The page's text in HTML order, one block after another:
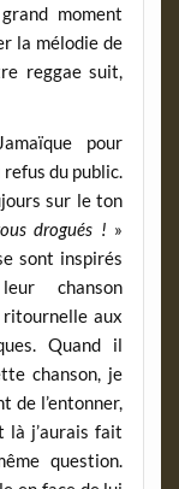
moment
la mélodie de
reggae suit,
pour
du public.
sur le ton
drogués ! »
sont inspirés
chanson
aux
Quand il
chanson, je
de l’entonner,
là j’aurais fait
question.